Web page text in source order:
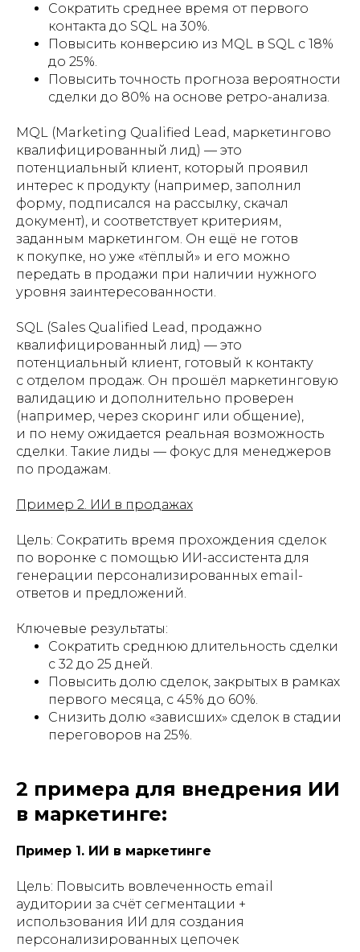
Сократить среднее время от первого
контакта до SQL на 30%.
Повысить конверсию из MQL в SQL с 18%
до 25%.
Повысить точность прогноза вероятности
сделки до 80% на основе ретро-анализа.
MQL (Marketing Qualified Lead, маркетингово
квалифицированный лид) — это
потенциальный клиент, который проявил
интерес к продукту (например, заполнил
форму, подписался на рассылку, скачал
документ), и соответствует критериям,
заданным маркетингом. Он ещё не готов
к покупке, но уже «тёплый» и его можно
передать в продажи при наличии нужного
уровня заинтересованности.
SQL (Sales Qualified Lead, продажно
квалифицированный лид) — это
потенциальный клиент, готовый к контакту
с отделом продаж. Он прошёл маркетинговую
валидацию и дополнительно проверен
(например, через скоринг или общение),
и по нему ожидается реальная возможность
сделки. Такие лиды — фокус для менеджеров
по продажам.
Пример 2. ИИ в продажах
Цель: Сократить время прохождения сделок
по воронке с помощью ИИ-ассистента для
генерации персонализированных email-
ответов и предложений.
Ключевые результаты:
Сократить среднюю длительность сделки
с 32 до 25 дней.
Повысить долю сделок, закрытых в рамках
первого месяца, с 45% до 60%.
Снизить долю «зависших» сделок в стадии
переговоров на 25%.
2 примера для внедрения ИИ
в маркетинге:
Пример 1. ИИ в маркетинге
Цель: Повысить вовлеченность email
аудитории за счёт сегментации +
использования ИИ для создания
персонализированных цепочек